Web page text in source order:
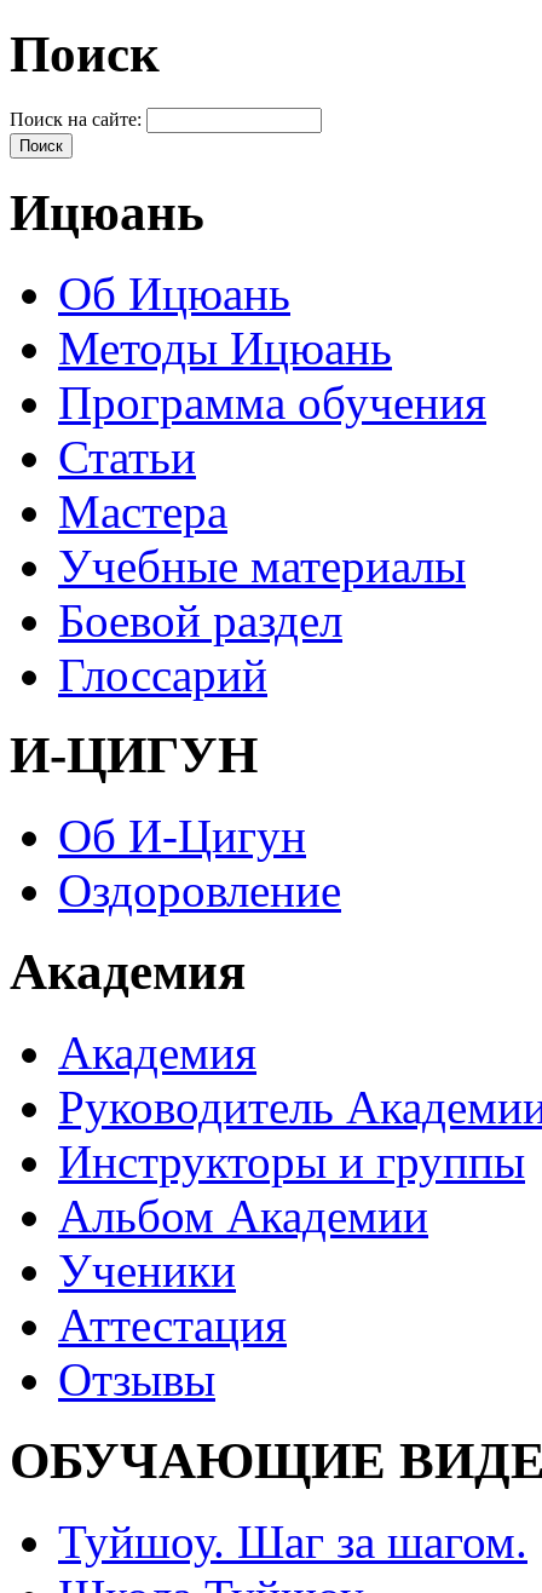
Поиск
Поиск на сайте:
Ицюань
Об Ицюань
Методы Ицюань
Программа обучения
Статьи
Мастера
Учебные материалы
Боевой раздел
Глоссарий
И-ЦИГУН
Об И-Цигун
Оздоровление
Академия
Академия
Руководитель
Инструкторы и группы
Альбом Академии
Ученики
Аттестация
Отзывы
ОБУЧАЮЩИЕ
Туйшоу. Шаг за шагом.